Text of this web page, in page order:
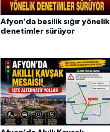
Afyon’da besilik sığır yönelik
denetimler sürüyor